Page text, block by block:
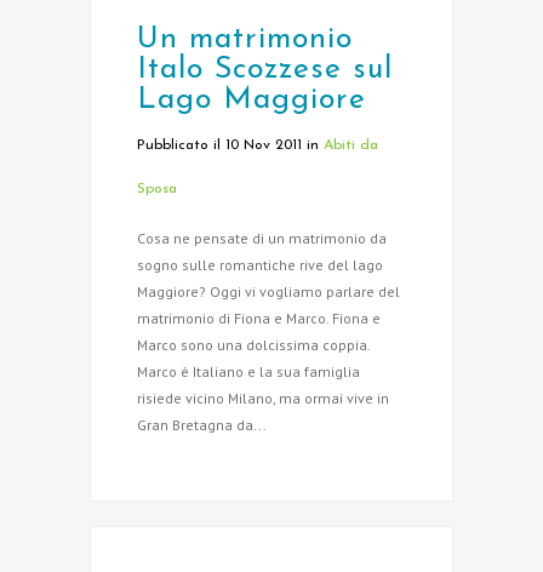
Un matrimonio
Italo Scozzese sul
Lago Maggiore
Pubblicato il 10 Nov 2011 in Abiti da
Sposa
Cosa ne pensate di un matrimonio da
sogno sulle romantiche rive del lago
Maggiore? Oggi vi vogliamo parlare del
matrimonio di Fiona e Marco. Fiona e
Marco sono una dolcissima coppia.
Marco è Italiano e la sua famiglia
risiede vicino Milano, ma ormai vive in
Gran Bretagna da...